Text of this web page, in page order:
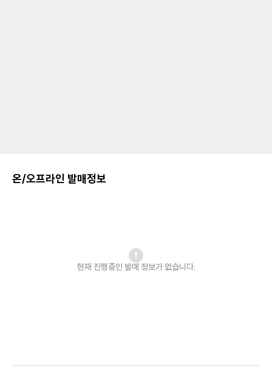
온/오프라인 발매정보
현재 진행중인 발매 정보가 없습니다.